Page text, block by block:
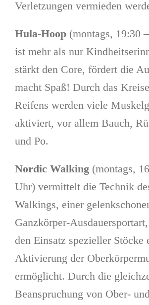
Verletzungen vermieden
Hula-Hoop (montags, 19:30
ist mehr als nur
stärkt den Core, fördert die
macht Spaß! Durch das
Reifens werden viele
aktiviert, vor allem Bauch,
und Po.
Nordic Walking (montags,
Uhr) vermittelt die Technik
Walkings, einer
Ganzkörper-
den Einsatz spezieller Stöcke
Aktivierung der
ermöglicht. Durch die
Beanspruchung von Ober-